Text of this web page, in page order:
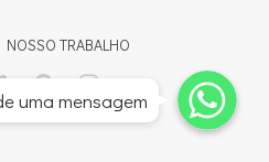
TRABALHO
Whatsapp
Whatsapp
Whatsapp
uma mensagem